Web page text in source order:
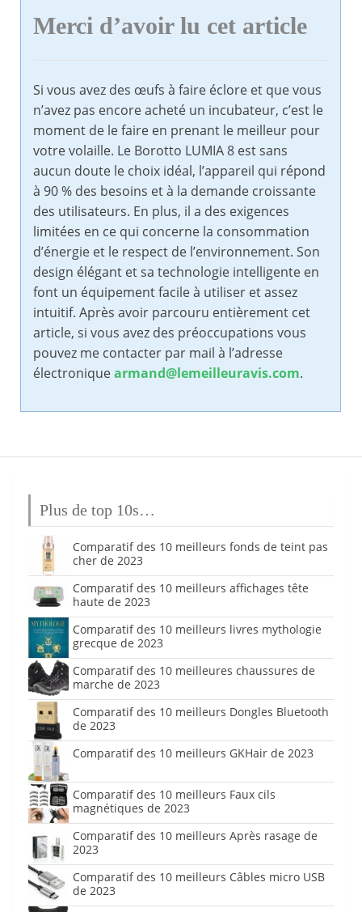
Merci d’avoir lu cet article
Si vous avez des œufs à faire éclore et que vous
n’avez pas encore acheté un incubateur, c’est le
moment de le faire en prenant le meilleur pour
votre volaille. Le Borotto LUMIA 8 est sans
aucun doute le choix idéal, l’appareil qui répond
à 90 % des besoins et à la demande croissante
des utilisateurs. En plus, il a des exigences
limitées en ce qui concerne la consommation
d’énergie et le respect de l’environnement. Son
design élégant et sa technologie intelligente en
font un équipement facile à utiliser et assez
intuitif. Après avoir parcouru entièrement cet
article, si vous avez des préoccupations vous
pouvez me contacter par mail à l’adresse
électroniquearmand@lemeilleuravis.com.
Plus de top 10s…
Comparatif des 10 meilleurs fonds de teint pas
cher de 2023
Comparatif des 10 meilleurs affichages tête
haute de 2023
Comparatif des 10 meilleurs livres mythologie
grecque de 2023
Comparatif des 10 meilleures chaussures de
marche de 2023
Comparatif des 10 meilleurs Dongles Bluetooth
de 2023
Comparatif des 10 meilleurs GKHair de 2023
Comparatif des 10 meilleurs Faux cils
magnétiques de 2023
Comparatif des 10 meilleurs Après rasage de
2023
Comparatif des 10 meilleurs Câbles micro USB
de 2023